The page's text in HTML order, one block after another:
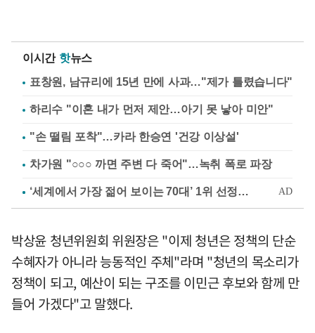
이시간 핫뉴스
표창원, 남규리에 15년 만에 사과…"제가 틀렸습니다"
하리수 "이혼 내가 먼저 제안…아기 못 낳아 미안"
"손 떨림 포착"…카라 한승연 '건강 이상설'
차가원 "○○○ 까면 주변 다 죽어"…녹취 폭로 파장
박상윤 청년위원회 위원장은 "이제 청년은 정책의 단순
수혜자가 아니라 능동적인 주체"라며 "청년의 목소리가
정책이 되고, 예산이 되는 구조를 이민근 후보와 함께 만
들어 가겠다"고 말했다.